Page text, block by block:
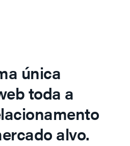
única
toda a
alvo.